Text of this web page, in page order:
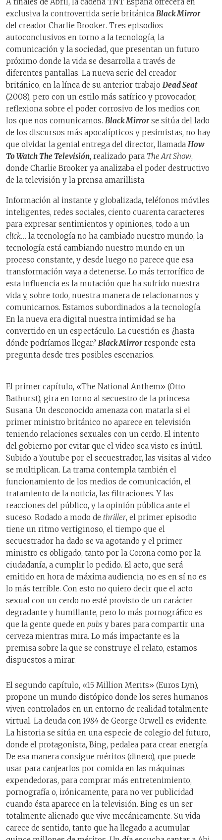
exclusiva la controvertida serie británica Black Mirror
del creador Charlie Brooker. Tres episodios
autoconclusivos en torno a la tecnología, la
comunicación y la sociedad, que presentan un futuro
próximo donde la vida se desarrolla a través de
diferentes pantallas. La nueva serie del creador
británico, en la línea de su anterior trabajo Dead Seat
(2008), pero con un estilo más satírico y provocador,
reflexiona sobre el poder corrosivo de los medios con
los que nos comunicamos. Black Mirrorse sitúa del lado
de los discursos más apocalípticos y pesimistas, no hay
que olvidar la genial entrega del director, llamada How
To Watch The Televisión, realizado para The Art Show,
donde Charlie Brooker ya analizaba el poder destructivo
de la televisión y la prensa amarillista.
Información al instante y globalizada, teléfonos móviles
inteligentes, redes sociales, ciento cuarenta caracteres
para expresar sentimientos y opiniones, todo a un
click… la tecnología no ha cambiado nuestro mundo, la
tecnología está cambiando nuestro mundo en un
proceso constante, y desde luego no parece que esa
transformación vaya a detenerse. Lo más terrorífico de
esta influencia es la mutación que ha sufrido nuestra
vida y, sobre todo, nuestra manera de relacionarnos y
comunicarnos. Estamos subordinados a la tecnología.
En la nueva era digital nuestra intimidad se ha
convertido en un espectáculo. La cuestión es ¿hasta
dónde podríamos llegar? Black Mirrorresponde esta
pregunta desde tres posibles escenarios.
El primer capítulo, «The National Anthem» (Otto
Bathurst), gira en torno al secuestro de la princesa
Susana. Un desconocido amenaza con matarla si el
primer ministro británico no aparece en televisión
teniendo relaciones sexuales con un cerdo. El intento
del gobierno por evitar que el video sea visto es inútil.
Subido a Youtube por el secuestrador, las visitas al video
se multiplican. La trama contempla también el
funcionamiento de los medios de comunicación, el
tratamiento de la noticia, las filtraciones. Y las
reacciones del público, y la opinión pública ante el
suceso. Rodado a modo de thriller, el primer episodio
tiene un ritmo vertiginoso, el tiempo que el
secuestrador ha dado se va agotando y el primer
ministro es obligado, tanto por la Corona como por la
ciudadanía, a cumplir lo pedido. El acto, que será
emitido en hora de máxima audiencia, no es en sí no es
lo más terrible. Con esto no quiero decir que el acto
sexual con un cerdo no esté provisto de un carácter
degradante y humillante, pero lo más pornográfico es
que la gente quede en pubs y bares para compartir una
cerveza mientras mira. Lo más impactante es la
premisa sobre la que se construye el relato, estamos
dispuestos a mirar.
El segundo capítulo, «15 Million Merits» (Euros Lyn),
propone un mundo distópico donde los seres humanos
viven controlados en un entorno de realidad totalmente
virtual. La deuda con 1984 de George Orwell es evidente.
La historia se sitúa en una especie de colegio del futuro,
donde el protagonista, Bing, pedalea para crear energía.
De esa manera consigue méritos (dinero), que puede
usar para canjearlos por comida en las máquinas
expendedoras, para comprar más entretenimiento,
pornografía o, irónicamente, para no ver publicidad
cuando ésta aparece en la televisión. Bing es un ser
totalmente alienado que vive mecánicamente. Su vida
carece de sentido, tanto que ha llegado a acumular